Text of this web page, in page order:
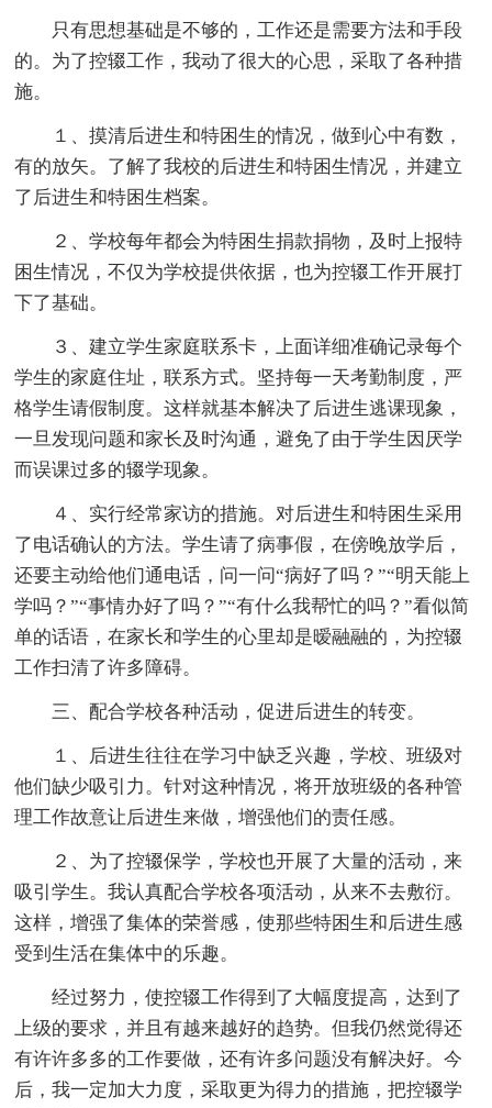
只有思想基础是不够的，工作还是需要方法和手段
的。为了控辍工作，我动了很大的心思，采取了各种措
施。
１、摸清后进生和特困生的情况，做到心中有数，
有的放矢。了解了我校的后进生和特困生情况，并建立
了后进生和特困生档案。
２、学校每年都会为特困生捐款捐物，及时上报特
困生情况，不仅为学校提供依据，也为控辍工作开展打
下了基础。
３、建立学生家庭联系卡，上面详细准确记录每个
学生的家庭住址，联系方式。坚持每一天考勤制度，严
格学生请假制度。这样就基本解决了后进生逃课现象，
一旦发现问题和家长及时沟通，避免了由于学生因厌学
而误课过多的辍学现象。
４、实行经常家访的措施。对后进生和特困生采用
了电话确认的方法。学生请了病事假，在傍晚放学后，
还要主动给他们通电话，问一问“病好了吗？”“明天能上
学吗？”“事情办好了吗？”“有什么我帮忙的吗？”看似简
单的话语，在家长和学生的心里却是暧融融的，为控辍
工作扫清了许多障碍。
三、配合学校各种活动，促进后进生的转变。
１、后进生往往在学习中缺乏兴趣，学校、班级对
他们缺少吸引力。针对这种情况，将开放班级的各种管
理工作故意让后进生来做，增强他们的责任感。
２、为了控辍保学，学校也开展了大量的活动，来
吸引学生。我认真配合学校各项活动，从来不去敷衍。
这样，增强了集体的荣誉感，使那些特困生和后进生感
受到生活在集体中的乐趣。
经过努力，使控辍工作得到了大幅度提高，达到了
上级的要求，并且有越来越好的趋势。但我仍然觉得还
有许许多多的工作要做，还有许多问题没有解决好。今
后，我一定加大力度，采取更为得力的措施，把控辍学